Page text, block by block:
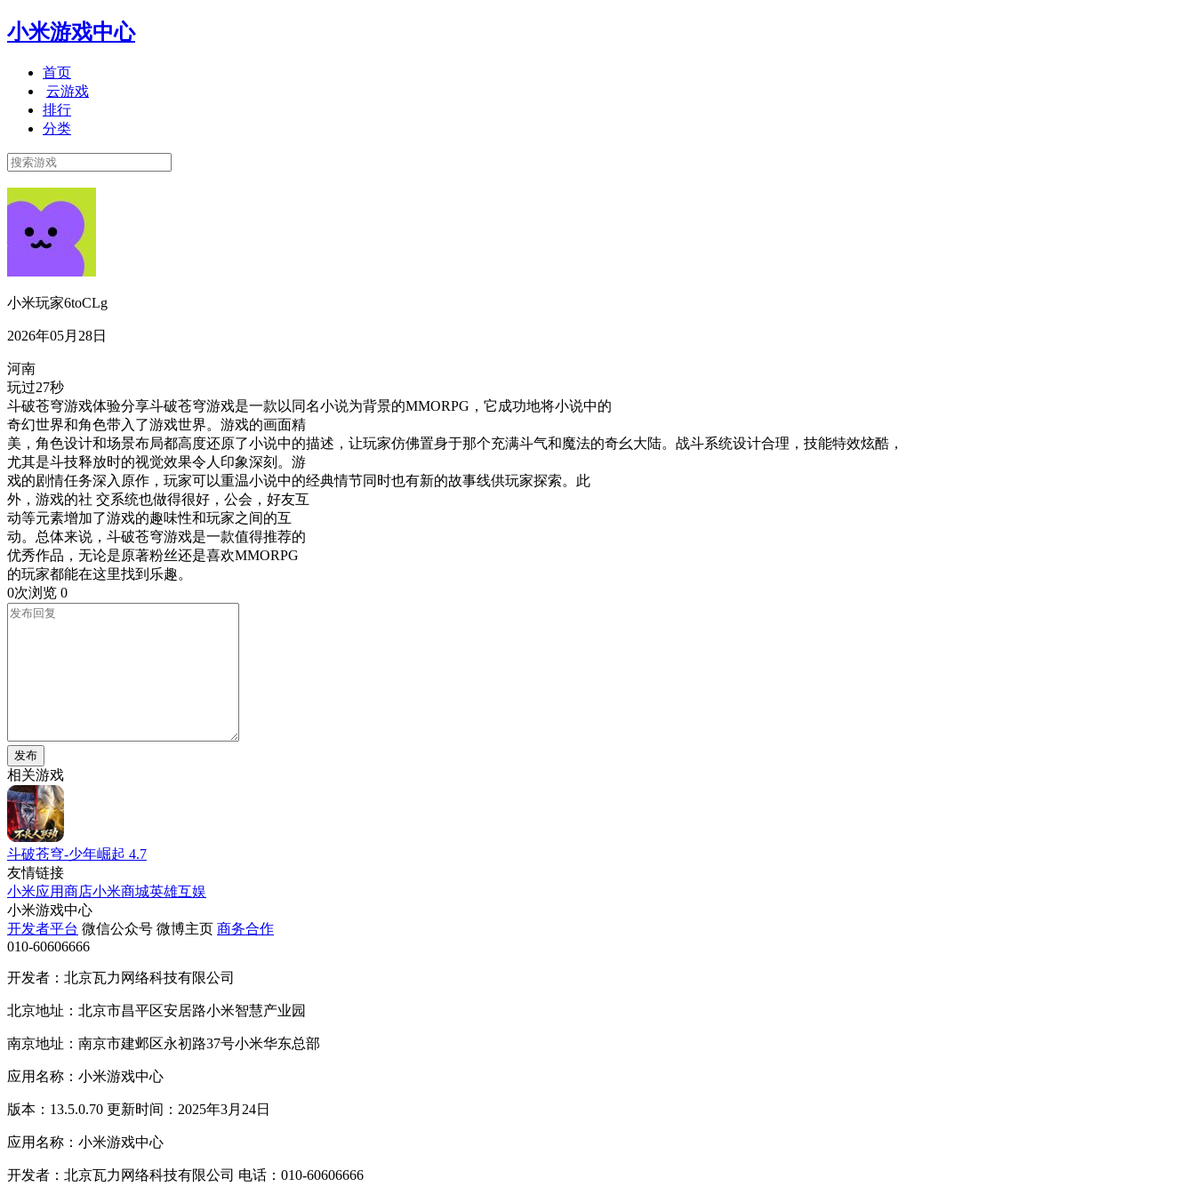
小米游戏中心
首页
云游戏
排行
分类
小米玩家6toCLg
2026年05月28日
河南
玩过27秒
斗破苍穹游戏体验分享斗破苍穹游戏是一款以同名小说为背景的MMORPG，它成功地将小说中的
奇幻世界和角色带入了游戏世界。游戏的画面精
美，角色设计和场景布局都高度还原了小说中的描述，让玩家仿佛置身于那个充满斗气和魔法的奇幺大陆。战斗系统设计合理，技能特效炫酷，
尤其是斗技释放时的视觉效果令人印象深刻。游
戏的剧情任务深入原作，玩家可以重温小说中的经典情节同时也有新的故事线供玩家探索。此
外，游戏的社 交系统也做得很好，公会，好友互
动等元素增加了游戏的趣味性和玩家之间的互
动。总体来说，斗破苍穹游戏是一款值得推荐的
优秀作品，无论是原著粉丝还是喜欢MMORPG
的玩家都能在这里找到乐趣。
0次浏览 0
发布
相关游戏
斗破苍穹-少年崛起 4.7
友情链接
小米应用商店小米商城英雄互娱
小米游戏中心
开发者平台 微信公众号 微博主页 商务合作
010-60606666
开发者：北京瓦力网络科技有限公司
北京地址：北京市昌平区安居路小米智慧产业园
南京地址：南京市建邺区永初路37号小米华东总部
应用名称：小米游戏中心
版本：13.5.0.70 更新时间：2025年3月24日
应用名称：小米游戏中心
开发者：北京瓦力网络科技有限公司 电话：010-60606666